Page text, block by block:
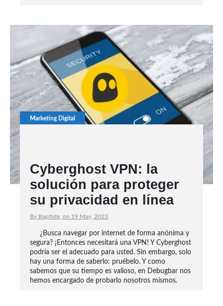
Marketing Digital
Cyberghost VPN: la
solución para proteger
su privacidad en línea
By Baptiste, on 19 May, 2023
¿Busca navegar por internet de forma anónima y
segura? ¡Entonces necesitará una VPN! Y Cyberghost
podría ser el adecuado para usted. Sin embargo, solo
hay una forma de saberlo: pruébelo. Y como
sabemos que su tiempo es valioso, en Debugbar nos
hemos encargado de probarlo nosotros mismos.